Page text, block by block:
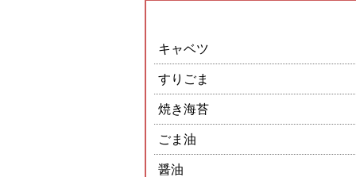
キャベツ
すりごま
焼き海苔
ごま油
醤油